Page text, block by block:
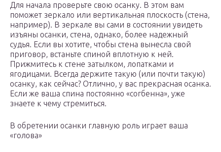
Для начала проверьте свою осанку. В этом вам
поможет зеркало или вертикальная плоскость (стена,
например). В зеркале вы сами в состоянии увидеть
изъяны осанки, стена, однако, более надежный
судья. Если вы хотите, чтобы стена вынесла свой
приговор, встаньте спиной вплотную к ней.
Прижмитесь к стене затылком, лопатками и
ягодицами. Всегда держите такую (или почти такую)
осанку, как сейчас? Отлично, у вас прекрасная осанка.
Если же ваша спина постоянно «согбенна», уже
знаете к чему стремиться.
В обретении осанки главную роль играет ваша
«голова»